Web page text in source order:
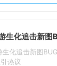
生化追击新图
热议